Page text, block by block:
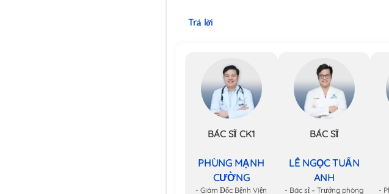
Trả lời
BÁC SĨ CK1
PHÙNG MẠNH
CƯỜNG
- Giám Đốc Bệnh Viện
BÁC SĨ
LÊ NGỌC TUẤN
ANH
- Bác sĩ – Trưởng phòng -